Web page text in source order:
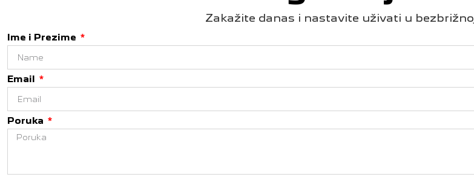
Zakažite danas i nastavite uživati u
Ime i Prezime
Email
Poruka